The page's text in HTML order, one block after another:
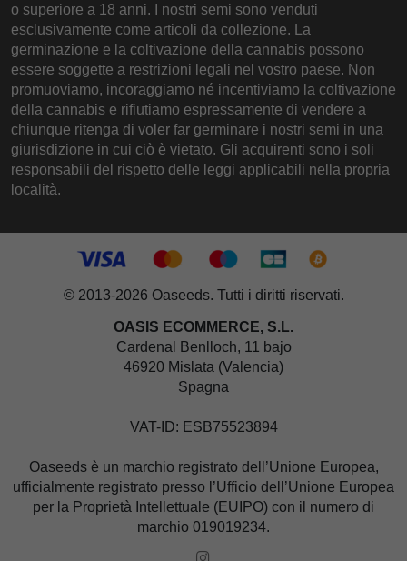
o superiore a 18 anni. I nostri semi sono venduti
esclusivamente come articoli da collezione. La
germinazione e la coltivazione della cannabis possono
essere soggette a restrizioni legali nel vostro paese. Non
promuoviamo, incoraggiamo né incentiviamo la coltivazione
della cannabis e rifiutiamo espressamente di vendere a
chiunque ritenga di voler far germinare i nostri semi in una
giurisdizione in cui ciò è vietato. Gli acquirenti sono i soli
responsabili del rispetto delle leggi applicabili nella propria
località.
© 2013-2026 Oaseeds. Tutti i diritti riservati.
OASIS ECOMMERCE, S.L.
Cardenal Benlloch, 11 bajo
46920 Mislata (Valencia)
Spagna
VAT-ID: ESB75523894
Oaseeds è un marchio registrato dell’Unione Europea,
ufficialmente registrato presso l’Ufficio dell’Unione Europea
per la Proprietà Intellettuale (EUIPO) con il numero di
marchio 019019234.